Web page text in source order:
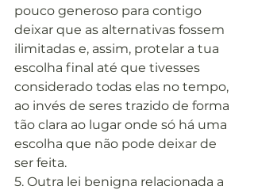
pouco generoso para contigo
deixar que as alternativas fossem
ilimitadas e, assim, protelar a tua
escolha final até que tivesses
considerado todas elas no tempo,
ao invés de seres trazido de forma
tão clara ao lugar onde só há uma
escolha que não pode deixar de
ser feita.
5. Outra lei benigna relacionada a